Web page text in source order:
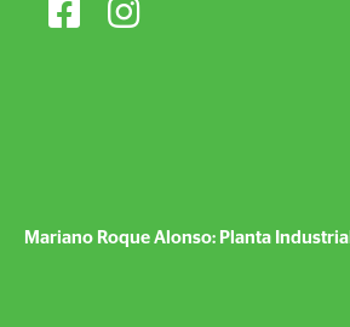
Mariano Roque Alonso: Planta Industrial